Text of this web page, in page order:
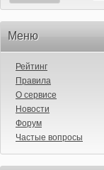
Меню
Рейтинг
Правила
О сервисе
Новости
Форум
Частые вопросы